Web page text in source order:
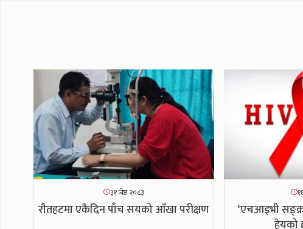
३१ जेष्ठ २०८३
रौतहटमा एकैदिन पाँच सयको आँखा परीक्षण
‘एचआइभी
हेयको